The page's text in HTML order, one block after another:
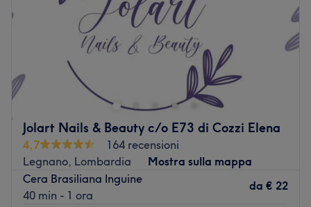
Domenica
Kakao Skincare Coreana ed Epilazione Laser è il tuo
centro specializzato che unisce l'efficacia dei trattamenti
laser con i segreti della skincare coreana, situato a
Legnano, in provincia di Milano. Affidati all'approccio
cura di te, garantendoti una pelle liscia e un incarnato
luminoso.
I punti forti del salone:
Ambiente: curato e professionale.
Jolart Nails & Beauty c/o E73 di Cozzi Elena
4,7
164 recensioni
Legnano, Lombardia
Mostra sulla mappa
Cera Brasiliana Inguine
40 min - 1 ora
da € 22